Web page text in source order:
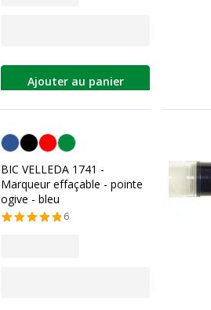
Ajouter au panier
Bleu
BIC VELLEDA 1741 -
Marqueur effaçable - pointe
ogive - bleu
6